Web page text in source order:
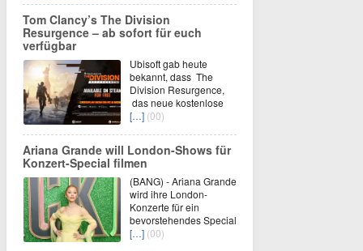
Tom Clancy’s The Division
Resurgence – ab sofort für euch
verfügbar
Ubisoft gab heute
bekannt, dass The
Division Resurgence,
das neue kostenlose
[…] (00)
Ariana Grande will London-Shows für
Konzert-Special filmen
(BANG) - Ariana Grande
wird ihre London-
Konzerte für ein
bevorstehendes Special
[…] (00)